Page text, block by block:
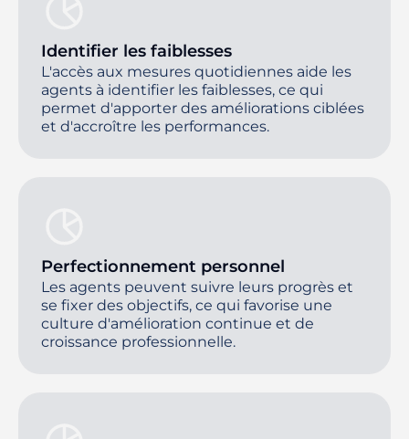
Identifier les faiblesses
L'accès aux mesures quotidiennes aide les
agents à identifier les faiblesses, ce qui
permet d'apporter des améliorations ciblées
et d'accroître les performances.
Perfectionnement personnel
Les agents peuvent suivre leurs progrès et
se fixer des objectifs, ce qui favorise une
culture d'amélioration continue et de
croissance professionnelle.